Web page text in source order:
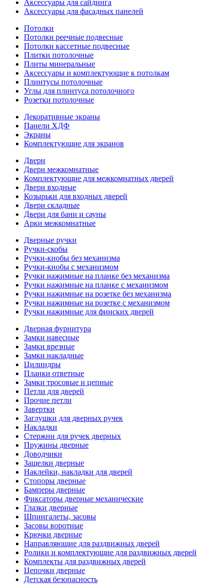
Аксессуары для сайдинга
Аксессуары для фасадных панелей
Потолки
Потолки реечные подвесные
Потолки кассетные подвесные
Плитки потолочные
Плиты минеральные
Аксессуары и комплектующие к потолкам
Плинтусы потолочные
Углы для плинтуса потолочного
Розетки потолочные
Декоративные экраны
Панели ХДФ
Экраны
Комплектующие для экранов
Двери
Двери межкомнатные
Комплектующие для межкомнатных дверей
Двери входные
Козырьки для входных дверей
Двери складные
Двери для бани и сауны
Арки межкомнатные
Дверные ручки
Ручки-скобы
Ручки-кнобы без механизма
Ручки-кнобы с механизмом
Ручки нажимные на планке без механизма
Ручки нажимные на планке с механизмом
Ручки нажимные на розетке без механизма
Ручки нажимные на розетке с механизмом
Ручки нажимные для финских дверей
Дверная фурнитура
Замки навесные
Замки врезные
Замки накладные
Цилиндры
Планки ответные
Замки тросовые и цепные
Петли для дверей
Прочие петли
Завертки
Заглушки для дверных ручек
Накладки
Стержни для ручек дверных
Пружины дверные
Доводчики
Защелки дверные
Наклейки, накладки для дверей
Стопоры дверные
Бамперы дверные
Фиксаторы дверные механические
Глазки дверные
Шпингалеты, засовы
Засовы воротные
Крючки дверные
Направляющие для раздвижных дверей
Ролики и комплектующие для раздвижных дверей
Комплекты для раздвижных дверей
Цепочки дверные
Детская безопасность